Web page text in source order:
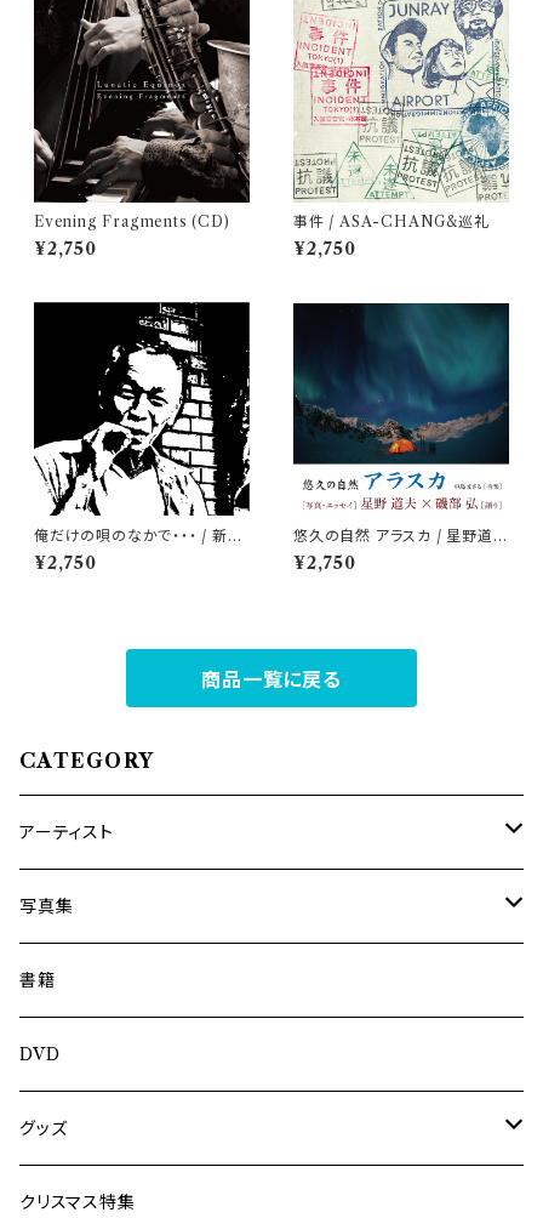
Evening Fragments (CD)
¥2,750
事件 / ASA-CHANG&巡礼
¥2,750
俺だけの唄のなかで・・・ / 新井
武士
¥2,750
悠久の自然 アラスカ / 星野道夫
× 磯部弘
¥2,750
商品一覧に戻る
CATEGORY
アーティスト
内海利勝
南博
ASA-CHANG
Jun Kawabata
Mooney
写真集
Jun Kawabata
旅の記憶
書籍
DVD
グッズ
Tシャツ
クリスマス特集